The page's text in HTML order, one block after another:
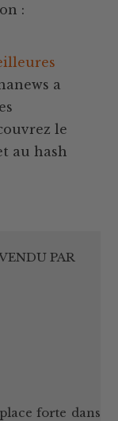
:
a
le
au hash
PAR
forte dans